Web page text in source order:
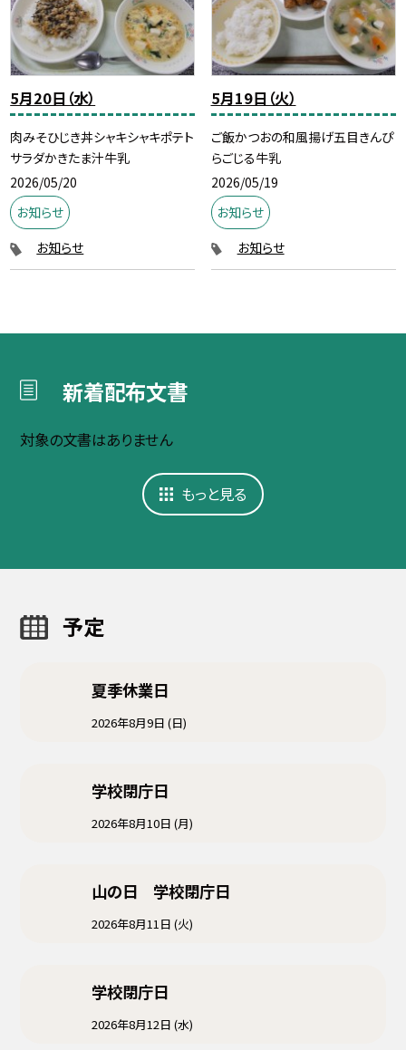
5月20日（水）
肉みそひじき丼シャキシャキポテト
サラダかきたま汁牛乳
2026/05/20
お知らせ
お知らせ
5月19日（火）
ご飯かつおの和風揚げ五目きんぴ
らごじる牛乳
2026/05/19
お知らせ
お知らせ
新着配布文書
対象の文書はありません
もっと見る
予定
夏季休業日
2026年8月9日 (日)
学校閉庁日
2026年8月10日 (月)
山の日 学校閉庁日
2026年8月11日 (火)
学校閉庁日
2026年8月12日 (水)